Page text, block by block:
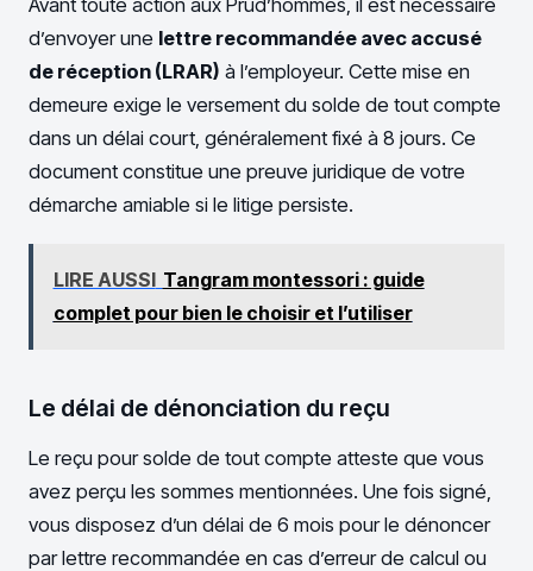
Avant toute action aux Prud’hommes, il est nécessaire
d’envoyer une lettre recommandée avec accusé
de réception (LRAR) à l’employeur. Cette mise en
demeure exige le versement du solde de tout compte
dans un délai court, généralement fixé à 8 jours. Ce
document constitue une preuve juridique de votre
démarche amiable si le litige persiste.
LIRE AUSSI Tangram montessori : guide
complet pour bien le choisir et l’utiliser
Le délai de dénonciation du reçu
Le reçu pour solde de tout compte atteste que vous
avez perçu les sommes mentionnées. Une fois signé,
vous disposez d’un délai de 6 mois pour le dénoncer
par lettre recommandée en cas d’erreur de calcul ou